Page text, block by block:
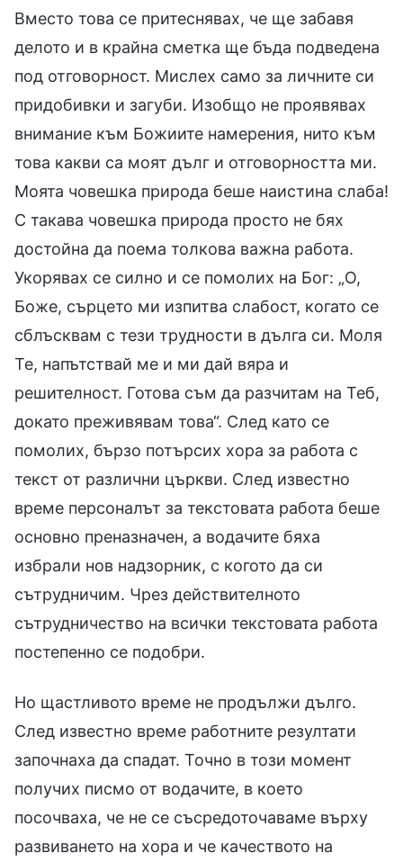
Вместо това се притеснявах, че ще забавя
делото и в крайна сметка ще бъда подведена
под отговорност. Мислех само за личните си
придобивки и загуби. Изобщо не проявявах
внимание към Божиите намерения, нито към
това какви са моят дълг и отговорността ми.
Моята човешка природа беше наистина слаба!
С такава човешка природа просто не бях
достойна да поема толкова важна работа.
Укорявах се силно и се помолих на Бог: „О,
Боже, сърцето ми изпитва слабост, когато се
сблъсквам с тези трудности в дълга си. Моля
Те, напътствай ме и ми дай вяра и
решителност. Готова съм да разчитам на Теб,
докато преживявам това“. След като се
помолих, бързо потърсих хора за работа с
текст от различни църкви. След известно
време персоналът за текстовата работа беше
основно преназначен, а водачите бяха
избрали нов надзорник, с когото да си
сътрудничим. Чрез действителното
сътрудничество на всички текстовата работа
постепенно се подобри.
Но щастливото време не продължи дълго.
След известно време работните резултати
започнаха да спадат. Точно в този момент
получих писмо от водачите, в което
посочваха, че не се съсредоточаваме върху
развиването на хора и че качеството на